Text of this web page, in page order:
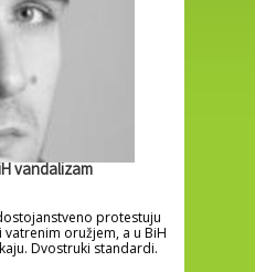
vandalizam
protestuju
oružjem, a u BiH
Dvostruki standardi.